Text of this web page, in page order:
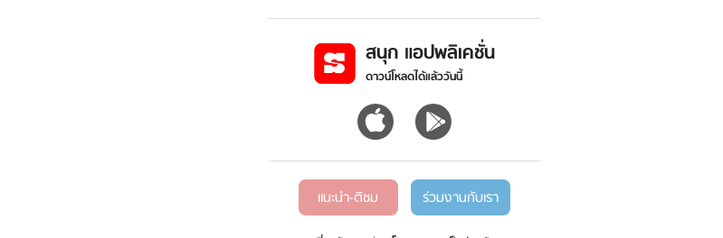
สนุก แอปพลิเคชั่น
ดาวน์โหลดได้แล้ววันนี้
แนะนำ-ติชม ร่วมงานกับเรา